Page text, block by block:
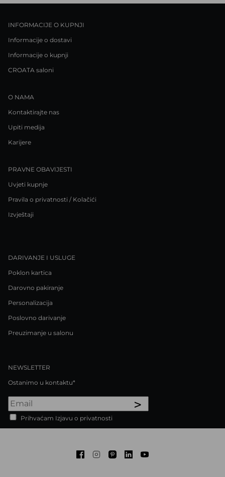
INFORMACIJE O KUPNJI
Informacije o dostavi
Informacije o kupnji
CROATA saloni
O NAMA
Kontaktirajte nas
Upiti medija
Karijere
PRAVNE OBAVIJESTI
Uvjeti kupnje
Pravila o privatnosti / Kolačići
Izvještaji
DARIVANJE I USLUGE
Poklon kartica
Darovno pakiranje
Personalizacija
Poslovno darivanje
Preuzimanje u salonu
NEWSLETTER
Ostanimo u kontaktu*
>
Prihvaćam Izjavu o privatnosti
FacebookInstagram
PinterestLinkedInYoutube